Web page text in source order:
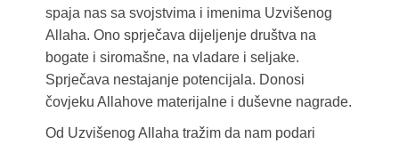
spaja nas sa svojstvima i imenima Uzvišenog
Allaha. Ono sprječava dijeljenje društva na
bogate i siromašne, na vladare i seljake.
Sprječava nestajanje potencijala. Donosi
čovjeku Allahove materijalne i duševne nagrade.
Od Uzvišenog Allaha tražim da nam podari